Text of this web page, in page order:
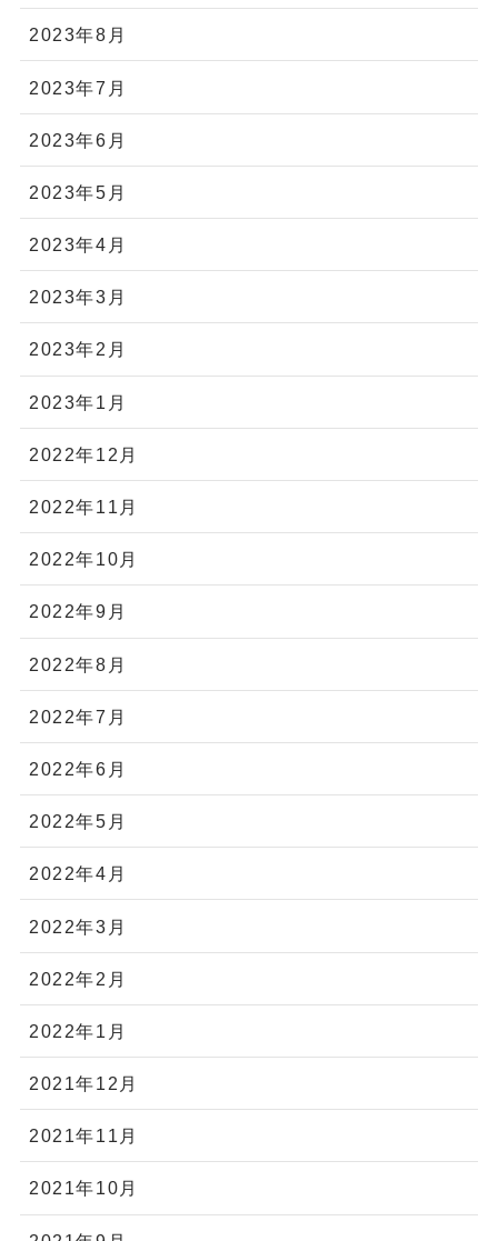
2023年8月
2023年7月
2023年6月
2023年5月
2023年4月
2023年3月
2023年2月
2023年1月
2022年12月
2022年11月
2022年10月
2022年9月
2022年8月
2022年7月
2022年6月
2022年5月
2022年4月
2022年3月
2022年2月
2022年1月
2021年12月
2021年11月
2021年10月